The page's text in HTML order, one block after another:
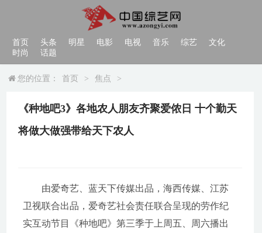
首页 头条 明星 电影 电视 音乐 综艺
文化
时尚
话题
您的位置： 首页 > 焦点 >
《种地吧3》各地农人朋友齐聚爱侬日 十个勤天
将做大做强带给天下农人
由爱奇艺、蓝天下传媒出品，海西传媒、江苏
卫视联合出品，爱奇艺社会责任联合呈现的劳作纪
实互动节目《种地吧》第三季于上周五、周六播出